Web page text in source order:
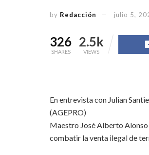
by Redacción julio 5,
326
SHARES
2.5k
VIEWS
En entrevista con Julian
(AGEPRO)
Maestro José Alberto Alonso
combatir la venta ilegal de